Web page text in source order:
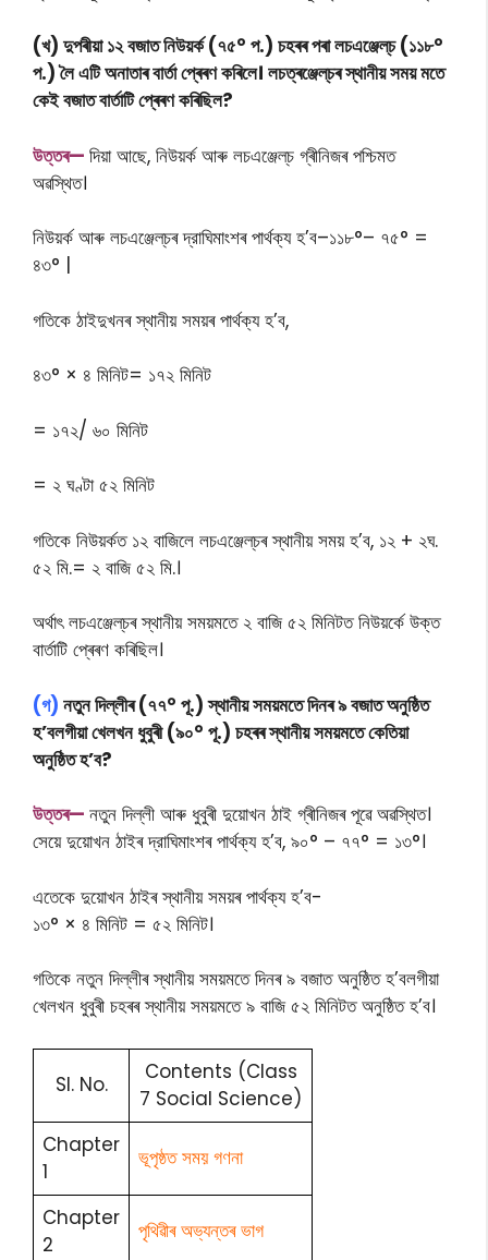
(খ) দুপৰীয়া ১২ বজাত নিউয়ৰ্ক (৭৫° প.) চহৰৰ পৰা লচএঞ্জেল্‌চ (১১৮°
প.) লৈ এটি অনাতাৰ বাৰ্তা প্ৰেৰণ কৰিলে। লচত্ৰঞ্জেল্‌চৰ স্থানীয় সময় মতে
কেই বজাত বার্তাটি প্ৰেৰণ কৰিছিল?
উত্তৰ— দিয়া আছে, নিউয়ৰ্ক আৰু লচএঞ্জেল্‌চ গ্ৰীনিজৰ পশ্চিমত
অৱস্থিত।
নিউয়ৰ্ক আৰু লচএঞ্জেল্‌চৰ দ্রাঘিমাংশৰ পাৰ্থক্য হ’ব–১১৮°– ৭৫° =
৪৩° |
গতিকে ঠাইদুখনৰ স্থানীয় সময়ৰ পাৰ্থক্য হ’ব,
৪৩° × ৪ মিনিট= ১৭২ মিনিট
= ১৭২/ ৬০ মিনিট
= ২ ঘণ্টা ৫২ মিনিট
গতিকে নিউয়র্কত ১২ বাজিলে লচএঞ্জেল্‌চৰ স্থানীয় সময় হ’ব, ১২ + ২ঘ.
৫২ মি.= ২ বাজি ৫২ মি.।
অৰ্থাৎ লচএঞ্জেল্‌চৰ স্থানীয় সময়মতে ২ বাজি ৫২ মিনিটত নিউয়র্কে উক্ত
বাৰ্তাটি প্ৰেৰণ কৰিছিল।
(গ) নতুন দিল্লীৰ (৭৭° পূ.) স্থানীয় সময়মতে দিনৰ ৯ বজাত অনুষ্ঠিত
হ’বলগীয়া খেলখন ধুবুৰী (৯০° পূ.) চহৰৰ স্থানীয় সময়মতে কেতিয়া
অনুষ্ঠিত হ’ব?
উত্তৰ— নতুন দিল্লী আৰু ধুবুৰী দুয়োখন ঠাই গ্ৰীনিজৰ পূৱে অৱস্থিত।
সেয়ে দুয়োখন ঠাইৰ দ্রাঘিমাংশৰ পাৰ্থক্য হ’ব, ৯০° – ৭৭° = ১৩°।
এতেকে দুয়োখন ঠাইৰ স্থানীয় সময়ৰ পাৰ্থক্য হ’ব-
১৩° × ৪ মিনিট = ৫২ মিনিট।
গতিকে নতুন দিল্লীৰ স্থানীয় সময়মতে দিনৰ ৯ বজাত অনুষ্ঠিত হ’বলগীয়া
খেলখন ধুবুৰী চহৰৰ স্থানীয় সময়মতে ৯ বাজি ৫২ মিনিটত অনুষ্ঠিত হ’ব।
Sl. No.
Contents (Class
7 Social Science)
Chapter
1
ভূপৃষ্ঠত সময় গণনা
Chapter
2
পৃথিৱীৰ অভ্যন্তৰ ভাগ